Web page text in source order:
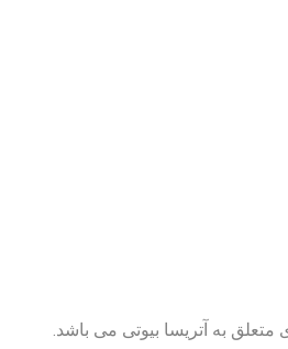
به آتریسا بیوتی می باشد.